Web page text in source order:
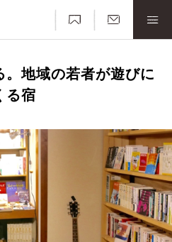
地域の若者が遊びに
る宿